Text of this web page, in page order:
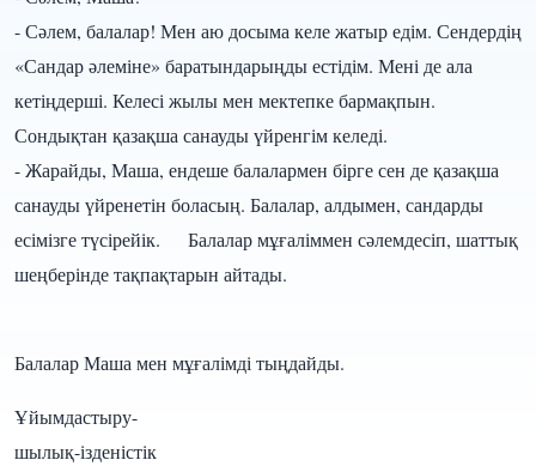
- Сәлем, балалар! Мен аю досыма келе жатыр едім. Сендердің
«Сандар әлеміне» баратындарыңды естідім. Мені де ала
кетіңдерші. Келесі жылы мен мектепке бармақпын.
Сондықтан қазақша санауды үйренгім келеді.
- Жарайды, Маша, ендеше балалармен бірге сен де қазақша
санауды үйренетін боласың. Балалар, алдымен, сандарды
есімізге түсірейік. Балалар мұғаліммен сәлемдесіп, шаттық
шеңберінде тақпақтарын айтады.
Балалар Маша мен мұғалімді тыңдайды.
Ұйымдастыру-
шылық-ізденістік